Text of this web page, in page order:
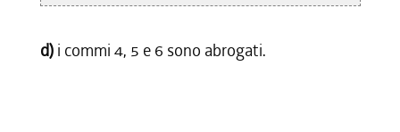
d) i commi 4, 5 e 6 sono abrogati.